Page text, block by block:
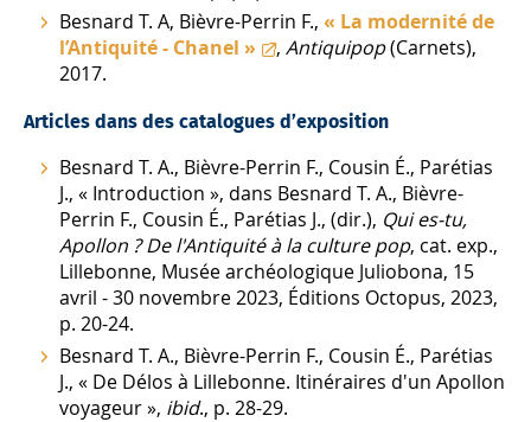
Besnard T. A, Bièvre-Perrin F., « La modernité de
l’Antiquité - Chanel »
, Antiquipop(Carnets),
2017.
Articles dans des catalogues d’exposition
Besnard T. A., Bièvre-Perrin F., Cousin É., Parétias
J., « Introduction », dans Besnard T. A., Bièvre-
Perrin F., Cousin É., Parétias J., (dir.), Qui es-tu,
Apollon ? De l'Antiquité à la culture pop, cat. exp.,
Lillebonne, Musée archéologique Juliobona, 15
avril - 30 novembre 2023, Éditions Octopus, 2023,
p. 20-24.
Besnard T. A., Bièvre-Perrin F., Cousin É., Parétias
J., « De Délos à Lillebonne. Itinéraires d'un Apollon
voyageur », ibid., p. 28-29.